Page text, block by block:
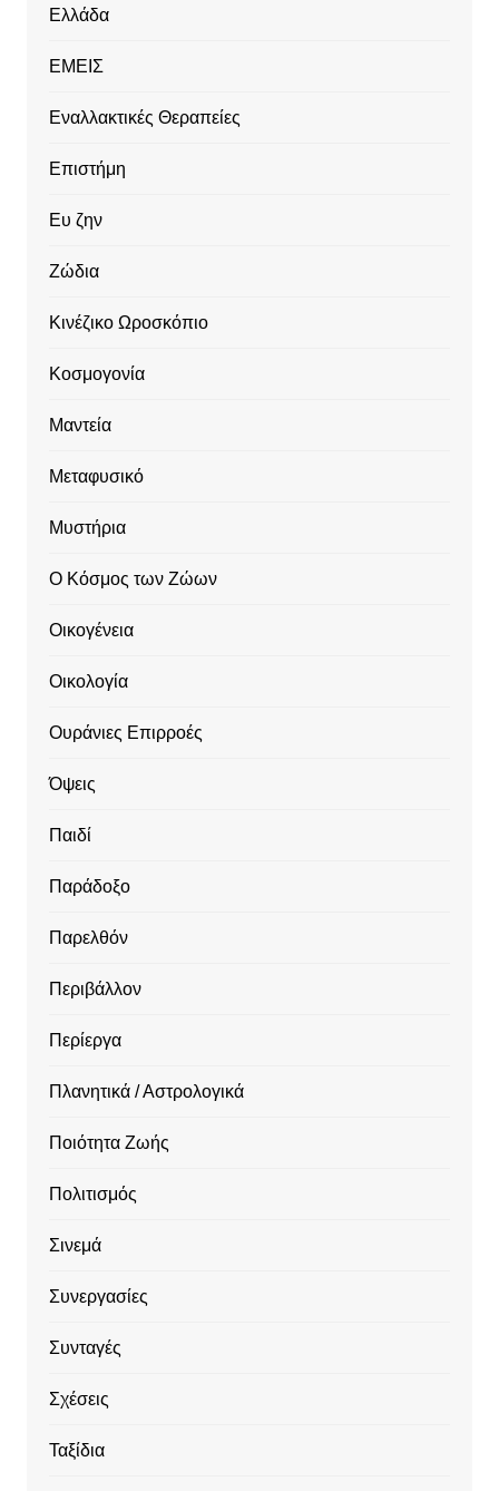
Ελλάδα
ΕΜΕΙΣ
Εναλλακτικές Θεραπείες
Επιστήμη
Ευ ζην
Ζώδια
Κινέζικο Ωροσκόπιο
Κοσμογονία
Μαντεία
Μεταφυσικό
Μυστήρια
Ο Κόσμος των Ζώων
Οικογένεια
Οικολογία
Ουράνιες Επιρροές
Όψεις
Παιδί
Παράδοξο
Παρελθόν
Περιβάλλον
Περίεργα
Πλανητικά / Αστρολογικά
Ποιότητα Ζωής
Πολιτισμός
Σινεμά
Συνεργασίες
Συνταγές
Σχέσεις
Ταξίδια